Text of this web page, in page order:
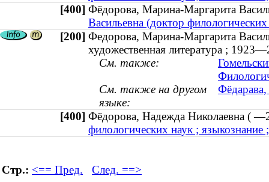
[400] Фёдорова, Марина-Маргарита
Васильевна (доктор
[200] Федорова, Марина-Маргарита
художественная литература ;
См. также:
См. также на другом
языке:
[400] Фёдорова, Надежда Николаевна (
филологических наук ;
Стр.: <== Пред. След. ==>